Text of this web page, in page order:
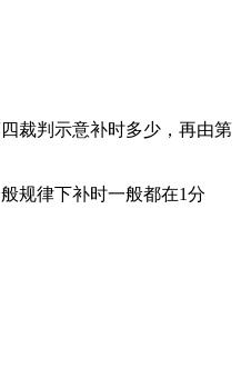
裁判示意补时多少，再由第
规律下补时一般都在1分